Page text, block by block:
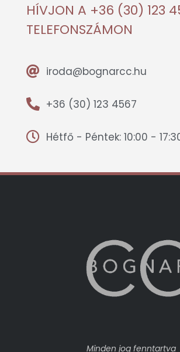
HÍVJON A +36 (30) 123
TELEFONSZÁMON
iroda@bognarcc.hu
+36 (30) 123 4567
Hétfő - Péntek: 10:00 -
Minden jog fenntartva